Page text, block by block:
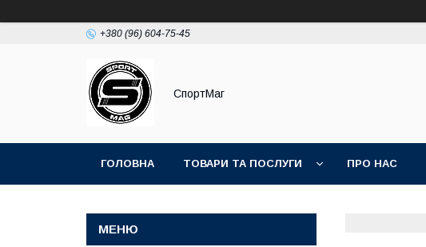
+380 (96) 604-75-45
СпортМаг
ГОЛОВНА ТОВАРИ ТА ПОСЛУГИ ПРО НАС